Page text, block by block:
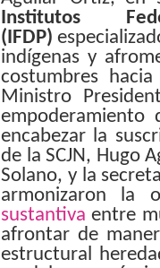
Institutos
(IFDP)
indígenas y
costumbres
Ministro
empoderamiento
encabezar la
de la SCJN, Hugo
Solano, y la
armonizaron la
sustantiva entre
afrontar de
estructural